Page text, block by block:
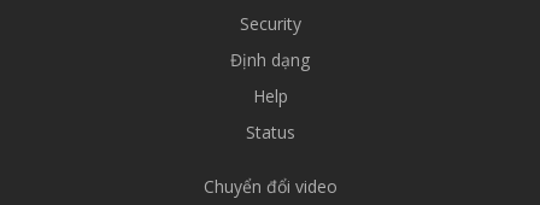
Security
Định dạng
Help
Status
Chuyển đổi video